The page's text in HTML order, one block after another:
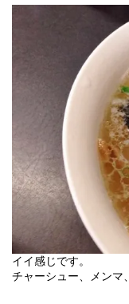
イイ感じです。
チャーシュー、メンマ